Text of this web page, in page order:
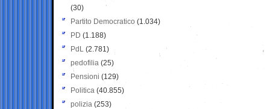
(30)
Partito Democratico (1.034)
PD (1.188)
PdL (2.781)
pedofilia (25)
Pensioni (129)
Politica (40.855)
polizia (253)